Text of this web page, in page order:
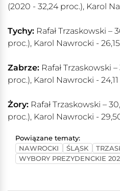
(2020 - 32,24 proc.), Karol
Tychy: Rafał Trzaskowski –
proc.), Karol Nawrocki -
Zabrze: Rafał Trzaskowski
proc.), Karol Nawrocki -
Żory: Rafał Trzaskowski –
proc.), Karol Nawrocki -
Powiązane tematy:
NAWROCKI
ŚLĄSK
WYBORY PREZYDENCKIE